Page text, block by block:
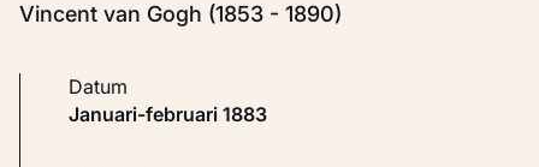
Vincent van Gogh (1853 - 1890)
Datum
januari-februari 1883